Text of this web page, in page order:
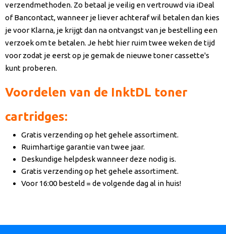
verzendmethoden. Zo betaal je veilig en vertrouwd via iDeal
of Bancontact, wanneer je liever achteraf wil betalen dan kies
je voor Klarna, je krijgt dan na ontvangst van je bestelling een
verzoek om te betalen. Je hebt hier ruim twee weken de tijd
voor zodat je eerst op je gemak de nieuwe toner cassette's
kunt proberen.
Voordelen van de InktDL toner
cartridges:
Gratis verzending op het gehele assortiment.
Ruimhartige garantie van twee jaar.
Deskundige helpdesk wanneer deze nodig is.
Gratis verzending op het gehele assortiment.
Voor 16:00 besteld = de volgende dag al in huis!